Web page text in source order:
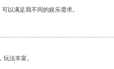
以满足我不同的娱乐需求。
法丰富。